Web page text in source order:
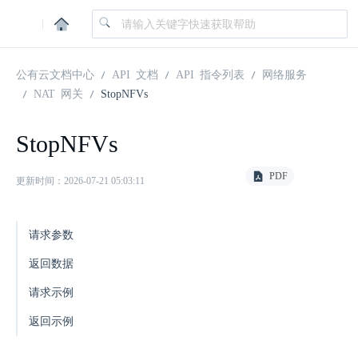
|
公有云文档中心 API 文档 API 指令列表
网络服务
NAT 网关
StopNFVs
StopNFVs
更新时间：2026-07-21 05:03:11 PDF
请求参数
返回数据
请求示例
返回示例